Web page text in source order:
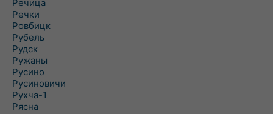
Речица
Речки
Ровбицк
Рубель
Рудск
Ружаны
Русино
Русиновичи
Рухча-1
Рясна